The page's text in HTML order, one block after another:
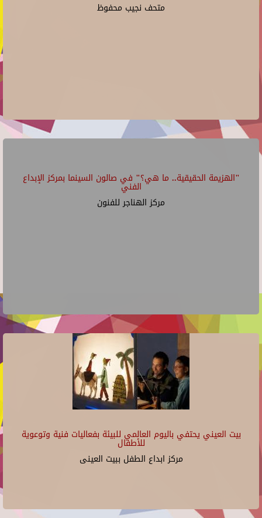
متحف نجيب محفوظ
"الهزيمة الحقيقية.. ما هي؟" في صالون السينما بمركز الإبداع
الفني
مركز الهناجر للفنون
بيت العيني يحتفي باليوم العالمي للبيئة بفعاليات فنية وتوعوية
للأطفال
مركز ابداع الطفل ببيت العينى